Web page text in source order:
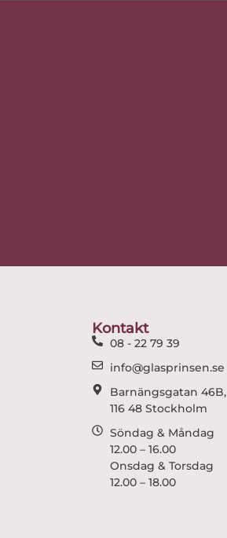
Kontakt
08 - 22 79 39
info@glasprinsen.se
Barnängsgatan 46B,
116 48 Stockholm
Söndag & Måndag
12.00 – 16.00
Onsdag & Torsdag
12.00 – 18.00